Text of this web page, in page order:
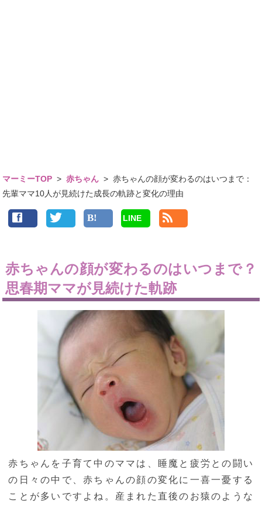
マーミーTOP >赤ちゃん >赤ちゃんの顔が変わるのはいつまで：
先輩ママ10人が見続けた成長の軌跡と変化の理由
LINE
赤ちゃんの顔が変わるのはいつまで？
思春期ママが見続けた軌跡
赤ちゃんを子育て中のママは、睡魔と疲労との闘い
の日々の中で、赤ちゃんの顔の変化に一喜一憂する
ことが多いですよね。産まれた直後のお猿のような